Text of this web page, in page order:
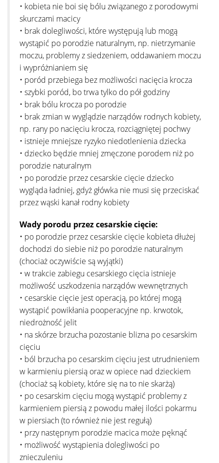
• kobieta nie boi się bólu związanego z porodowymi
skurczami macicy
• brak dolegliwości, które występują lub mogą
wystąpić po porodzie naturalnym, np. nietrzymanie
moczu, problemy z siedzeniem, oddawaniem moczu
i wypróżnianiem się
• poród przebiega bez możliwości nacięcia krocza
• szybki poród, bo trwa tylko do pół godziny
• brak bólu krocza po porodzie
• brak zmian w wyglądzie narządów rodnych kobiety,
np. rany po nacięciu krocza, rozciągniętej pochwy
• istnieje mniejsze ryzyko niedotlenienia dziecka
• dziecko będzie mniej zmęczone porodem niż po
porodzie naturalnym
• po porodzie przez cesarskie cięcie dziecko
wygląda ładniej, gdyż główka nie musi się przeciskać
przez wąski kanał rodny kobiety
Wady porodu przez cesarskie cięcie:
• po porodzie przez cesarskie cięcie kobieta dłużej
dochodzi do siebie niż po porodzie naturalnym
(chociaż oczywiście są wyjątki)
• w trakcie zabiegu cesarskiego cięcia istnieje
możliwość uszkodzenia narządów wewnętrznych
• cesarskie cięcie jest operacją, po której mogą
wystąpić powikłania pooperacyjne np. krwotok,
niedrożność jelit
• na skórze brzucha pozostanie blizna po cesarskim
cięciu
• ból brzucha po cesarskim cięciu jest utrudnieniem
w karmieniu piersią oraz w opiece nad dzieckiem
(chociaż są kobiety, które się na to nie skarżą)
• po cesarskim cięciu mogą wystąpić problemy z
karmieniem piersią z powodu małej ilości pokarmu
w piersiach (to również nie jest regułą)
• przy następnym porodzie macica może pęknąć
• możliwość wystąpienia dolegliwości po
znieczuleniu